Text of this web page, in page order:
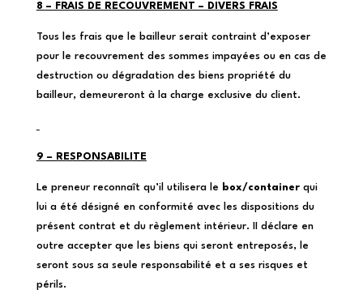
8 – FRAIS DE RECOUVREMENT – DIVERS FRAIS
Tous les frais que le bailleur serait contraint d’exposer
pour le recouvrement des sommes impayées ou en cas de
destruction ou dégradation des biens propriété du
bailleur, demeureront à la charge exclusive du client.
9 – RESPONSABILITE
Le preneur reconnaît qu’il utilisera le box/containerqui
lui a été désigné en conformité avec les dispositions du
présent contrat et du règlement intérieur. II déclare en
outre accepter que les biens qui seront entreposés, le
seront sous sa seule responsabilité et a ses risques et
périls.